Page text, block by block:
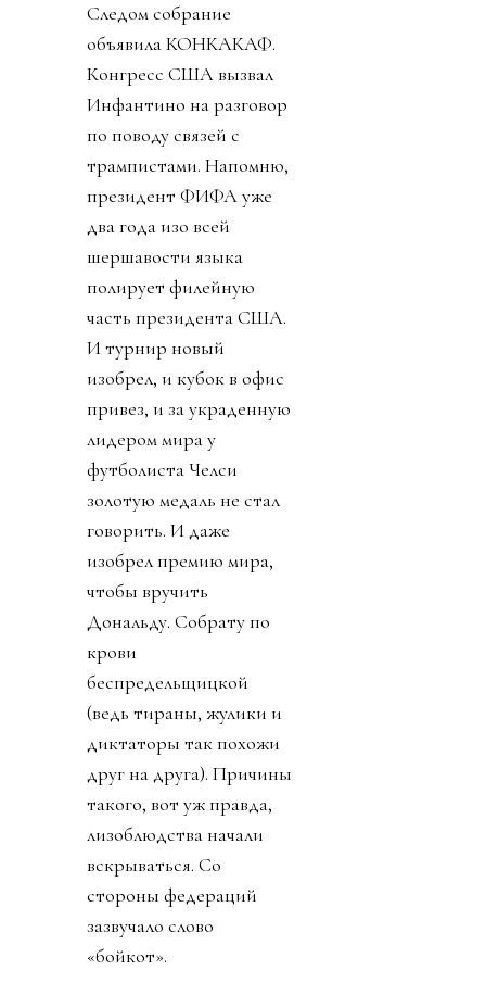
Следом собрание
объявила КОНКАКАФ.
Конгресс США вызвал
Инфантино на разговор
по поводу связей с
трампистами. Напомню,
президент ФИФА уже
два года изо всей
шершавости языка
полирует филейную
часть президента США.
И турнир новый
изобрел, и кубок в офис
привез, и за украденную
лидером мира у
футболиста Челси
золотую медаль не стал
говорить. И даже
изобрел премию мира,
чтобы вручить
Дональду. Собрату по
крови
беспредельщицкой
(ведь тираны, жулики и
диктаторы так похожи
друг на друга). Причины
такого, вот уж правда,
лизоблюдства начали
вскрываться. Со
стороны федераций
зазвучало слово
«бойкот».